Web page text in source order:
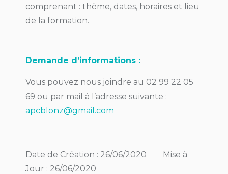
comprenant : thème, dates, horaires et lieu
de la formation.
Demande d’informations :
Vous pouvez nous joindre au 02 99 22 05
69 ou par mail à l’adresse suivante :
apcblonz@gmail.com
Date de Création : 26/06/2020 Mise à
Jour : 26/06/2020